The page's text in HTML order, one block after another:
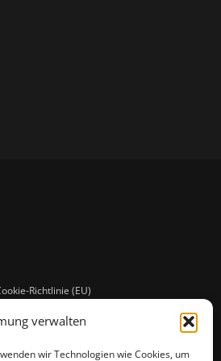
verwalten
wir Technologien wie Cookies, um
Richtlinie (EU)